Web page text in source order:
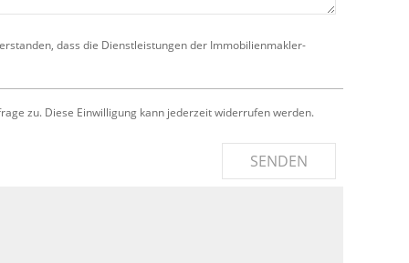
dass die Dienstleistungen der Immobilienmakler-
zu. Diese Einwilligung kann jederzeit widerrufen werden.
SENDEN